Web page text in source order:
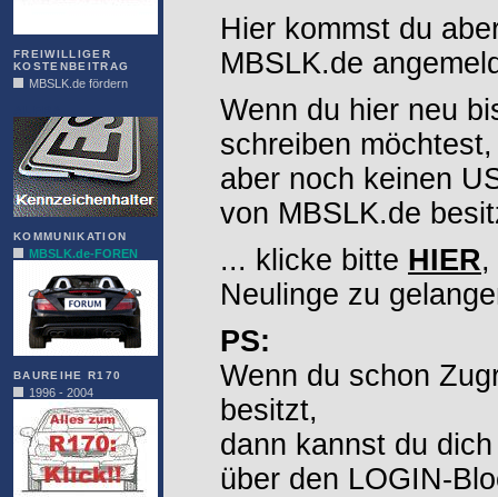
FREIWILLIGER
KOSTENBEITRAG
MBSLK.de fördern
KOMMUNIKATION
MBSLK.de-FOREN
BAUREIHE R170
1996 - 2004
Hier kommst du
MBSLK.de
Wenn du hier neu
schreiben möchtest,
aber noch keinen
von MBSLK.de
... klicke bitte HIER,
Neulinge zu
PS:
Wenn du schon
besitzt,
dann kannst du
über den LOGIN-